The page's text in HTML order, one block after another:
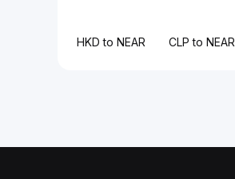
HKD to NEAR CLP to NEAR